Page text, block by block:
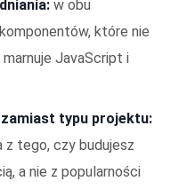
w obu
które nie
JavaScript i
typu projektu:
z tego, czy budujesz
a nie z popularności